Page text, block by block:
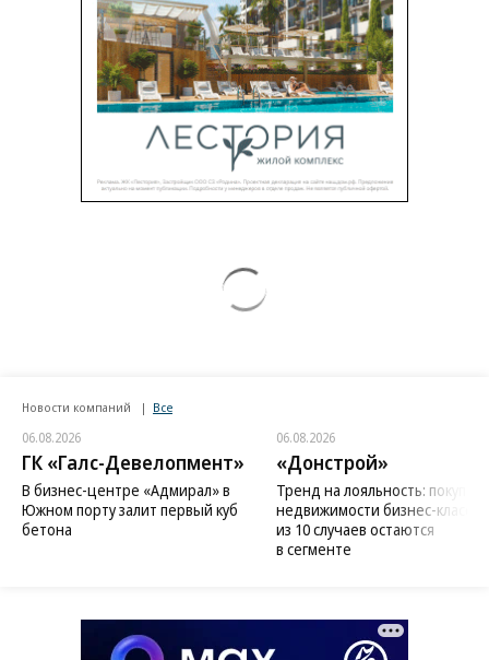
Новости компаний Все
06.08.2026
ГК «Галс-Девелопмент»
В бизнес-центре «Адмирал» в
Южном порту залит первый куб
бетона
06.08.2026
«Донстрой»
Тренд на лояльность:
недвижимости бизнес-класса
из 10 случаев остаются
в сегменте